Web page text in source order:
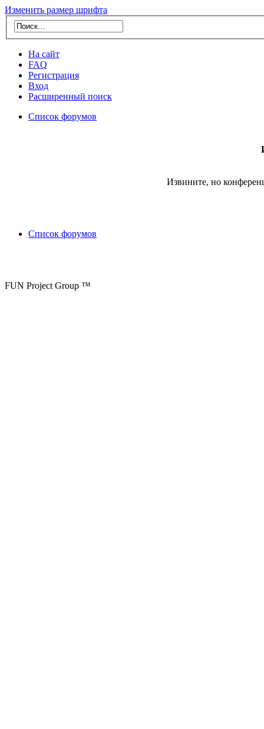
Изменить размер шрифта
На сайт
FAQ
Регистрация
Вход
Расширенный поиск
Список форумов
Извините, но
Список форумов
FUN Project Group ™